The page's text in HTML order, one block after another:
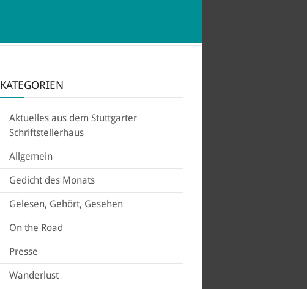
KATEGORIEN
Aktuelles aus dem Stuttgarter
Schriftstellerhaus
Allgemein
Gedicht des Monats
Gelesen, Gehört, Gesehen
On the Road
Presse
Wanderlust